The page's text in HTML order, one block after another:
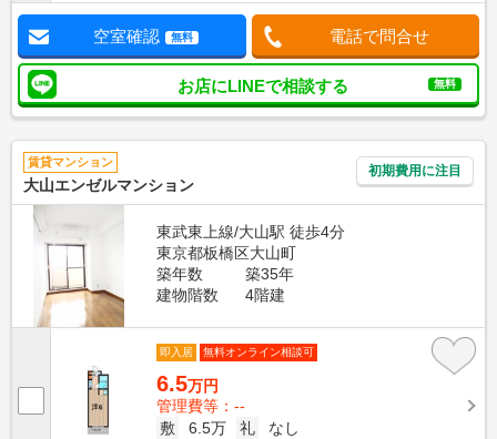
空室確認 無料 電話で問合せ
お店にLINEで相談する 無料
賃貸マンション
大山エンゼルマンション
初期費用に注目
東武東上線/大山駅 徒歩4分
東京都板橋区大山町
築年数
築35年
建物階数
4階建
即入居 無料オンライン相談可
6.5万円
管理費等：--
敷
6.5万 礼
なし